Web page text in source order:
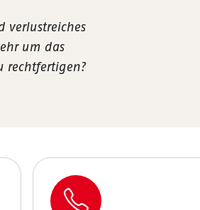
verlustreiches
um das
rechtfertigen?